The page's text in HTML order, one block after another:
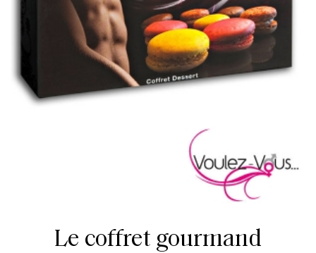
Le coffret gourmand